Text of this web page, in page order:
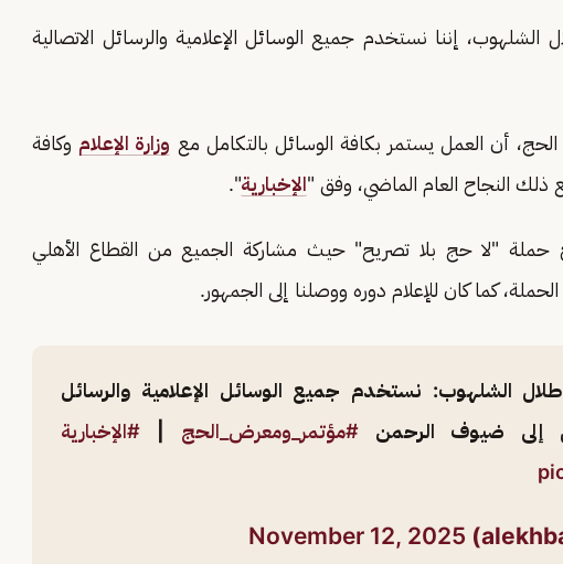
الشلهوب، إننا نستخدم جميع الوسائل الإعلامية والرسائل الاتصالية
أن العمل يستمر بكافة الوسائل بالتكامل مع وزارة الإعلام وكافة
ذلك النجاح العام الماضي، وفق "الإخبارية".
حملة "لا حج بلا تصريح" حيث مشاركة الجميع من القطاع الأهلي
كما كان للإعلام دوره ووصلنا إلى الجمهور.
الشلهوب: نستخدم جميع الوسائل الإعلامية والرسائل
إلى ضيوف الرحمن#مؤتمر_ومعرض_الحج
#الإخبارية
November 12, 2025